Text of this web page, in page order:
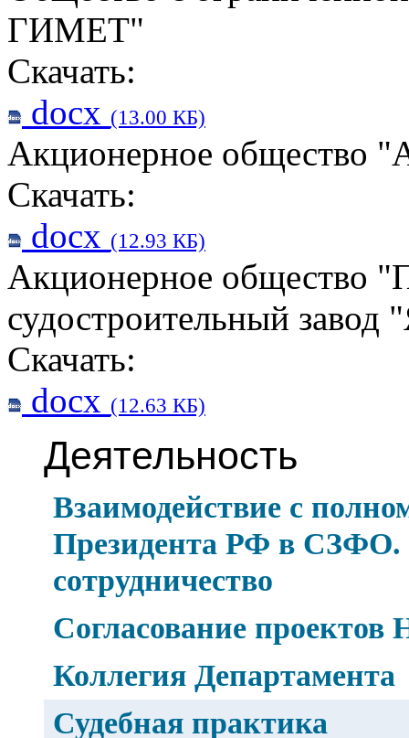
ГИМЕТ"
Скачать:
docx (13.00 КБ)
Акционерное общество
Скачать:
docx (12.93 КБ)
Акционерное общество
судостроительный завод
Скачать:
docx (12.63 КБ)
Деятельность
Взаимодействие с
Президента РФ в СЗФО.
сотрудничество
Согласование проектов
Коллегия Департамента
Судебная практика